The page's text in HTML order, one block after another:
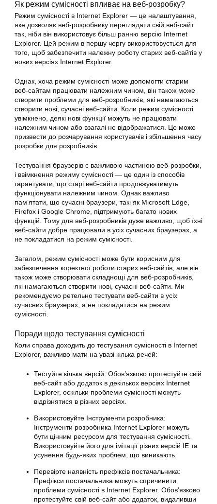
Як режим сумісності впливає на веб-розробку?
Режим сумісності в Internet Explorer — це налаштування,
яке дозволяє веб-розробнику переглядати свій веб-сайт
так, ніби він використовує більш ранню версію Internet
Explorer. Цей режим в першу чергу використовується для
того, щоб забезпечити належну роботу старих веб-сайтів у
нових версіях Internet Explorer.
Однак, хоча режим сумісності може допомогти старим
веб-сайтам працювати належним чином, він також може
створити проблеми для веб-розробників, які намагаються
створити нові, сучасні веб-сайти. Коли режим сумісності
увімкнено, деякі нові функції можуть не працювати
належним чином або взагалі не відображатися. Це може
призвести до розчарування користувачів і збільшення часу
розробки для розробників.
Тестування браузерів є важливою частиною веб-розробки,
і ввімкнення режиму сумісності — це один із способів
гарантувати, що старі веб-сайти продовжуватимуть
функціонувати належним чином. Однак важливо
пам’ятати, що сучасні браузери, такі як Microsoft Edge,
Firefox і Google Chrome, підтримують багато нових
функцій. Тому для веб-розробників дуже важливо, щоб їхні
веб-сайти добре працювали в усіх сучасних браузерах, а
не покладатися на режим сумісності.
Загалом, режим сумісності може бути корисним для
забезпечення коректної роботи старих веб-сайтів, але він
також може створювати складнощі для веб-розробників,
які намагаються створити нові, сучасні веб-сайти. Ми
рекомендуємо ретельно тестувати веб-сайти в усіх
сучасних браузерах, а не покладатися на режим
сумісності.
Поради щодо тестування сумісності
Коли справа доходить до тестування сумісності в Internet
Explorer, важливо мати на увазі кілька речей:
Тестуйте кілька версій: Обов’язково протестуйте свій
веб-сайт або додаток в декількох версіях Internet
Explorer, оскільки проблеми сумісності можуть
відрізнятися в різних версіях.
Використовуйте Інструменти розробника:
Інструменти розробника Internet Explorer можуть
бути цінним ресурсом для тестування сумісності.
Використовуйте його для імітації різних версій IE та
усунення будь-яких проблем, що виникають.
Перевірте наявність префіксів постачальника:
Префікси постачальника можуть спричинити
проблеми сумісності в Internet Explorer. Обов’язково
протестуйте свій веб-сайт або додаток, видаливши